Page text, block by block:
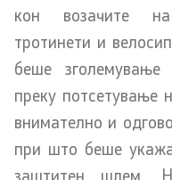
Стратегии
Органограм
Комисија за оружје
Линкови
кон возачите
тротинети и
беше зголемување
преку потсетување
внимателно и
при што беше
заштитен шлем.